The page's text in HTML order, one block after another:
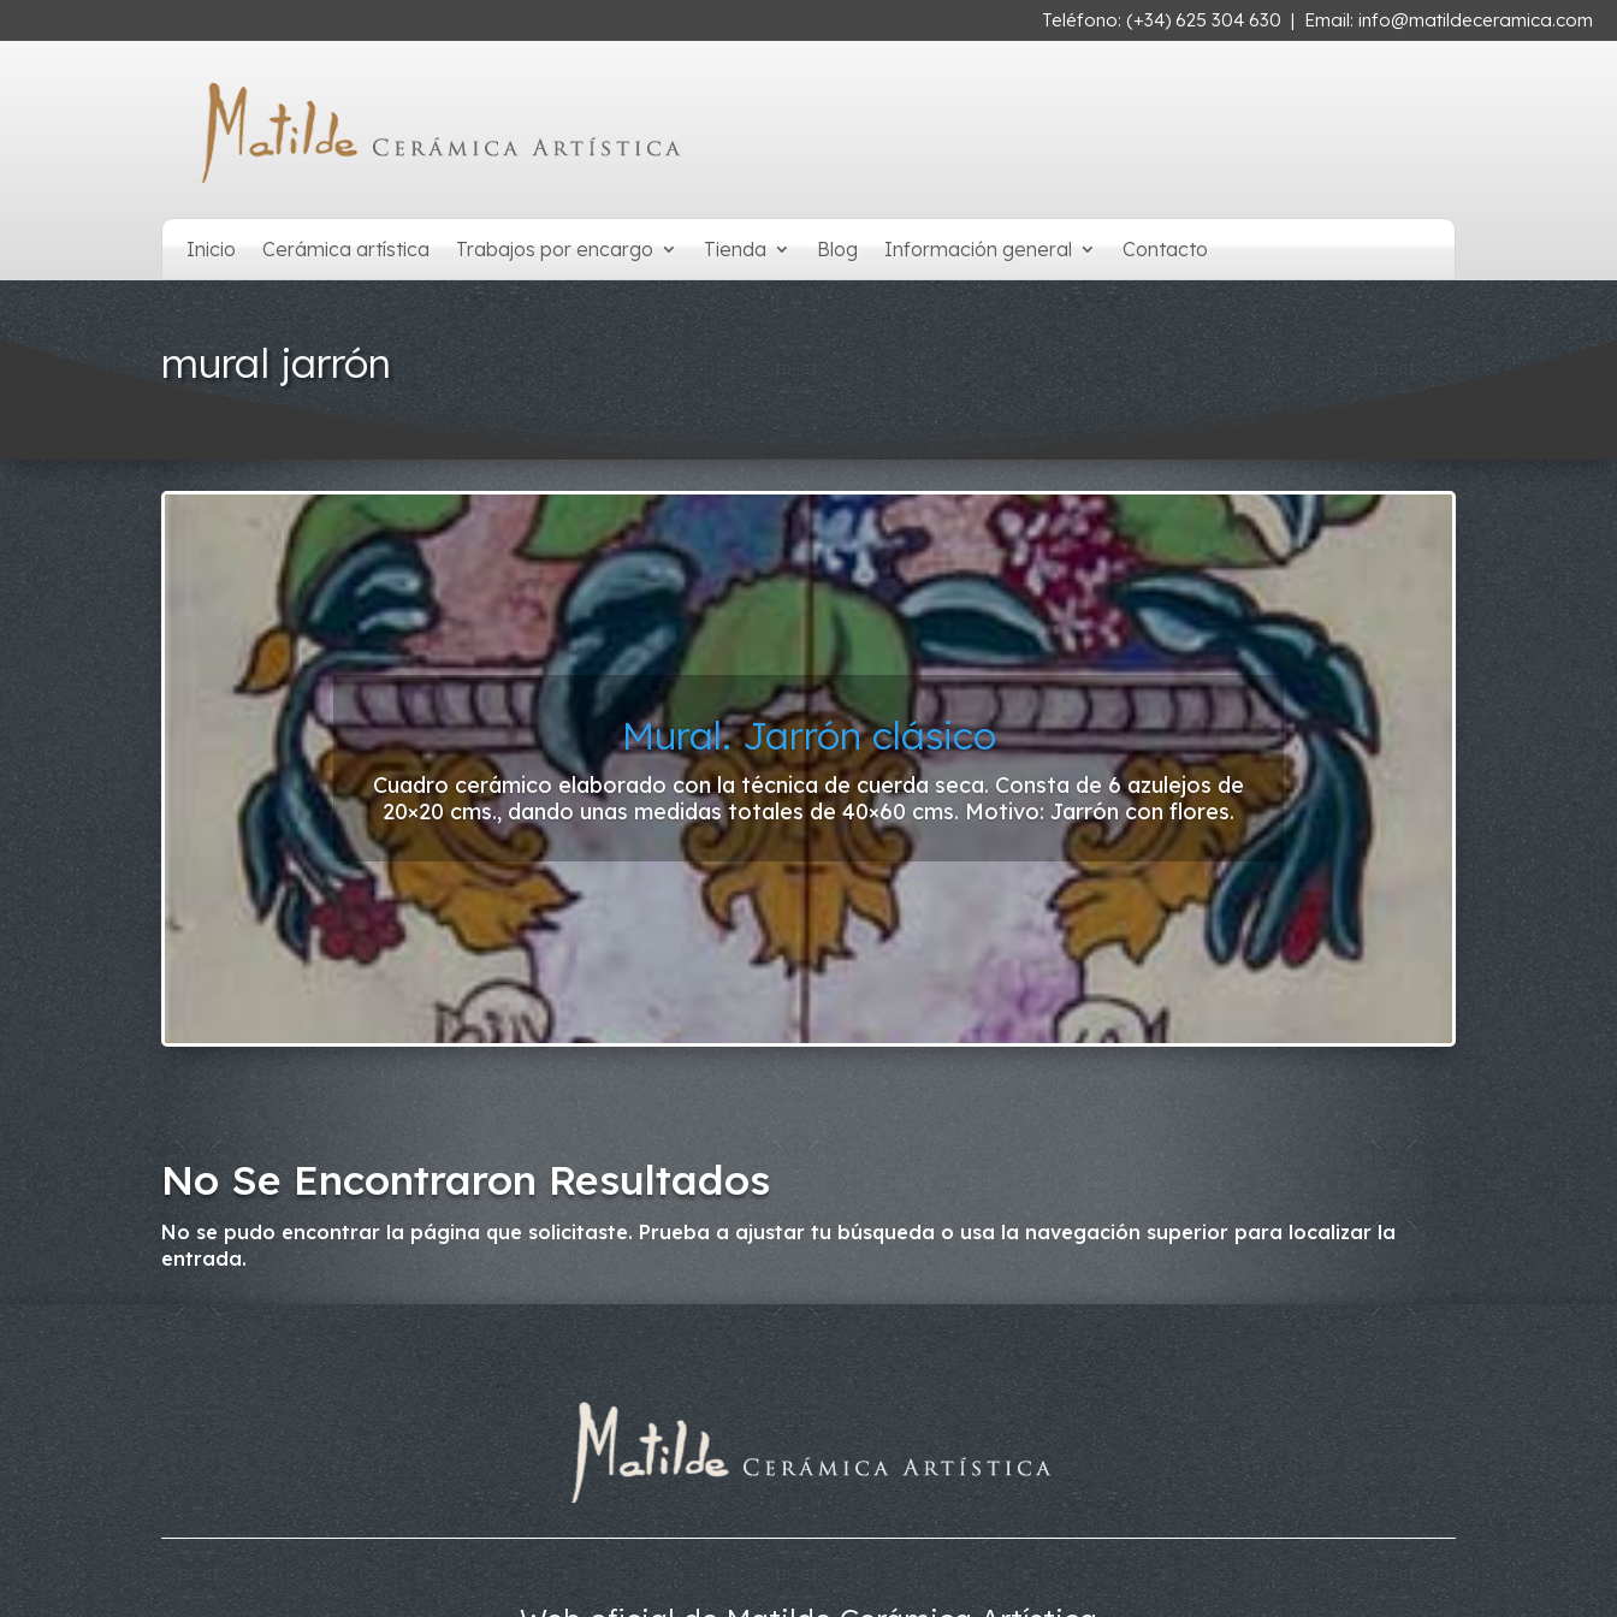
Teléfono: (+34) 625 304 630 | Email: info@matildeceramica.com
Inicio Cerámica artística Trabajos por encargo Tienda Blog Información general Contacto
mural jarrón
Mural. Jarrón clásico
Cuadro cerámico elaborado con la técnica de cuerda seca. Consta de 6 azulejos de
20×20 cms., dando unas medidas totales de 40×60 cms. Motivo: Jarrón con flores.
No Se Encontraron Resultados
No se pudo encontrar la página que solicitaste. Prueba a ajustar tu búsqueda o usa la navegación superior para localizar la
entrada.